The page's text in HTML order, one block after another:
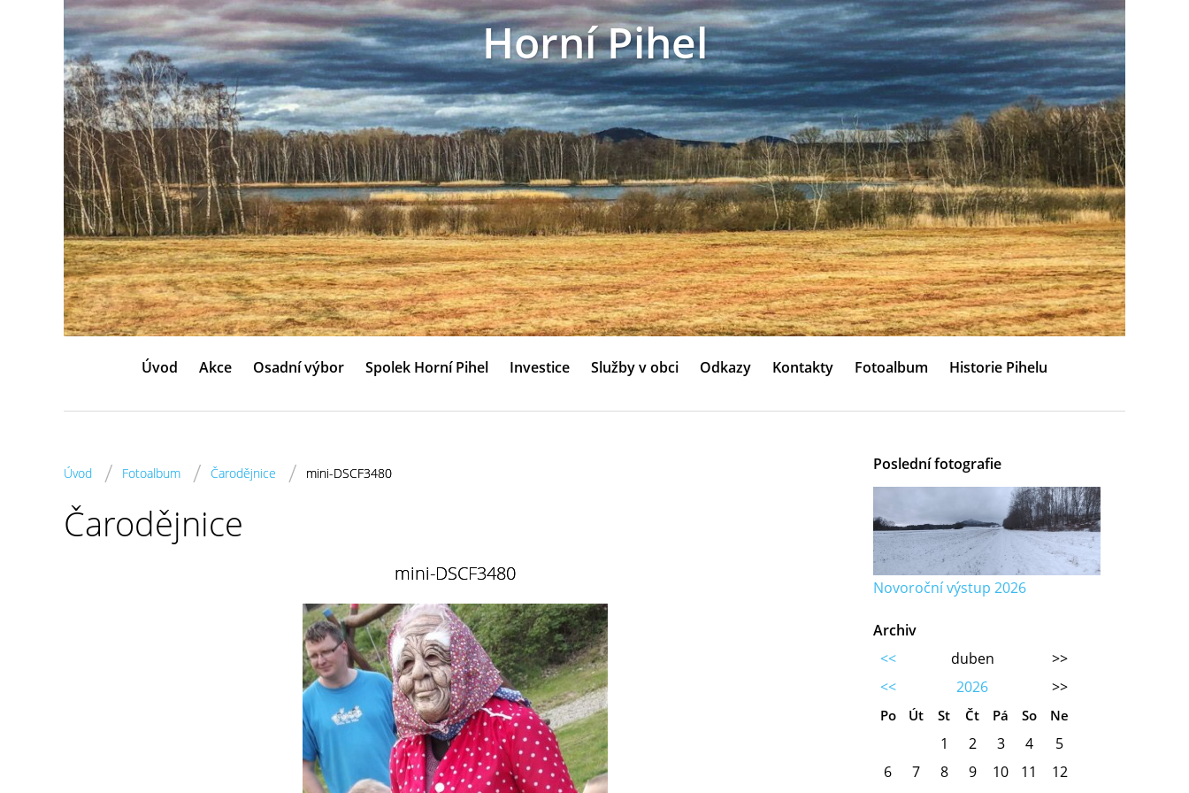
Horní Pihel
Úvod Akce Osadní výbor Spolek Horní Pihel Investice Služby v obci Odkazy Kontakty Fotoalbum Historie Pihelu
Úvod / Fotoalbum / Čarodějnice / mini-DSCF3480
Čarodějnice
mini-DSCF3480
Poslední fotografie
Novoroční výstup 2026
Archiv
<<
duben
>>
<<
2026 >>
Po Út St Čt Pá So Ne
1 2 3 4
5
6
7 8 9 10 11
12